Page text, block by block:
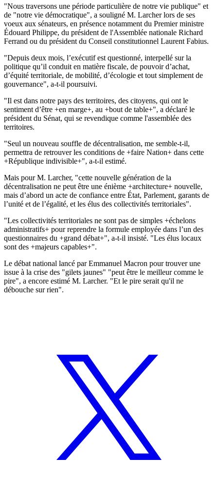
"Nous traversons une période particulière de notre vie publique" et
de "notre vie démocratique", a souligné M. Larcher lors de ses
voeux aux sénateurs, en présence notamment du Premier ministre
Édouard Philippe, du président de l'Assemblée nationale Richard
Ferrand ou du président du Conseil constitutionnel Laurent Fabius.
"Depuis deux mois, l’exécutif est questionné, interpellé sur la
politique qu’il conduit en matière fiscale, de pouvoir d’achat,
d’équité territoriale, de mobilité, d’écologie et tout simplement de
gouvernance", a-t-il poursuivi.
"Il est dans notre pays des territoires, des citoyens, qui ont le
sentiment d’être +en marge+, au +bout de table+", a déclaré le
président du Sénat, qui se revendique comme l'assemblée des
territoires.
"Seul un nouveau souffle de décentralisation, me semble-t-il,
permettra de retrouver les conditions de +faire Nation+ dans cette
+République indivisible+", a-t-il estimé.
Mais pour M. Larcher, "cette nouvelle génération de la
décentralisation ne peut être une énième +architecture+ nouvelle,
mais d’abord un acte de confiance entre État, Parlement, garants de
l’unité et de l’égalité, et les élus des collectivités territoriales".
"Les collectivités territoriales ne sont pas de simples +échelons
administratifs+ pour reprendre la formule employée dans l’un des
questionnaires du +grand débat+", a-t-il insisté. "Les élus locaux
sont des +majeurs capables+".
Le débat national lancé par Emmanuel Macron pour trouver une
issue à la crise des "gilets jaunes" "peut être le meilleur comme le
pire", a encore estimé M. Larcher. "Et le pire serait qu'il ne
débouche sur rien".